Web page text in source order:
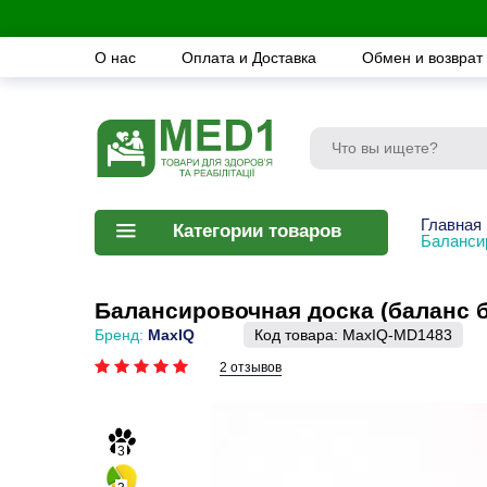
О нас Оплата и Доставка Обмен и возврат
Категории товаров
Главная
Балансировочная доска (баланс
Бренд: MaxIQ Код товара: MaxIQ-MD1483
2 отзывов
3